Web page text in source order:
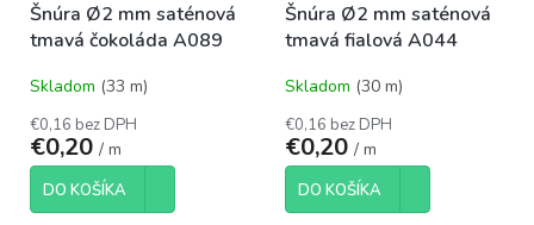
Šnúra Ø2 mm saténová
tmavá čokoláda A089
Skladom (33 m)
€0,16 bez DPH
€0,20 / m
DO KOŠÍKA
Šnúra Ø2 mm saténová
tmavá fialová A044
Skladom (30 m)
€0,16 bez DPH
€0,20 / m
DO KOŠÍKA